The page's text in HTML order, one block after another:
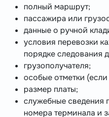
полный маршрут;
пассажира или
данные о ручной
условия перевозки
порядке следования
грузополучателя;
особые отметки (если
размер платы;
служебные сведения
номера терминала и